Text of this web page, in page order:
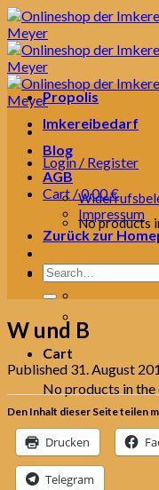
Skip
to
content
Login / Register
Cart /0,00€
No products
Cart
No products in the
Propolis
Imkereibedarf
Blog
AGB
Impressum
Zurück zur
Search
for:
W und B
Published 31. August
Den Inhalt dieser Seite teilen
Drucken
Telegram